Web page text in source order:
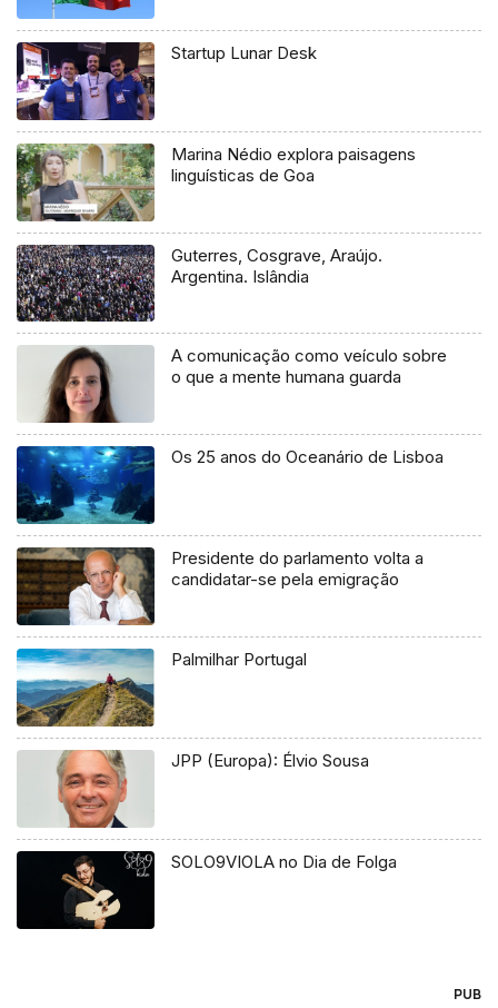
Startup Lunar Desk
Marina Nédio explora paisagens
linguísticas de Goa
Guterres, Cosgrave, Araújo.
Argentina. Islândia
A comunicação como veículo sobre
o que a mente humana guarda
Os 25 anos do Oceanário de Lisboa
Presidente do parlamento volta a
candidatar-se pela emigração
Palmilhar Portugal
JPP (Europa): Élvio Sousa
SOLO9VIOLA no Dia de Folga
PUB